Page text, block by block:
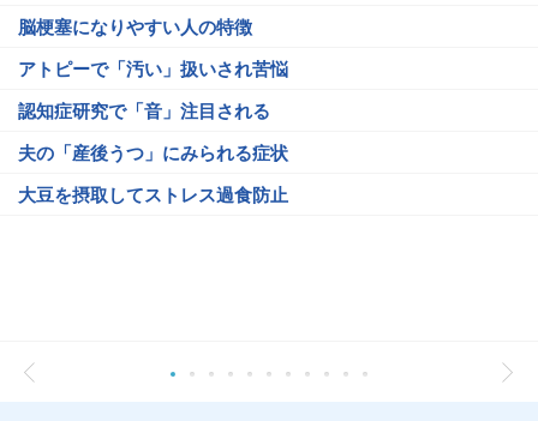
脳梗塞になりやすい人の特徴
アトピーで「汚い」扱いされ苦悩
認知症研究で「音」注目される
夫の「産後うつ」にみられる症状
大豆を摂取してストレス過食防止